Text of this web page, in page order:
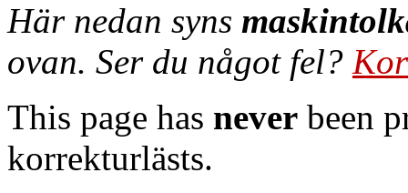
Här nedan syns
ovan. Ser du något fel?
This page has never been
korrekturlästs.